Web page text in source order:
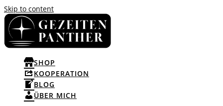
Skip to content
SHOP
KOOPERATION
BLOG
ÜBER MICH